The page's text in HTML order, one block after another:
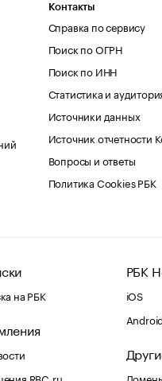
Контакты
Справка по сервису
Поиск по ОГРН
Поиск по ИНН
Статистика и
Источники данных
Источник отчетности
Вопросы и ответы
Политика Cookies РБК
на РБК
RBC.ru
РБК
iOS